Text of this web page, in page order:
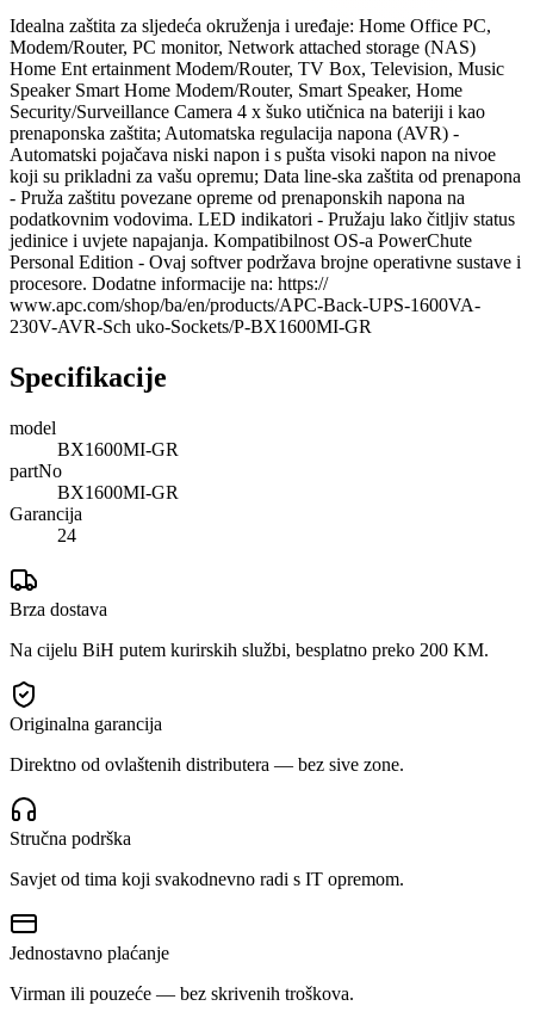
Idealna zaštita za sljedeća okruženja i uređaje: Home Office PC,
Modem/Router, PC monitor, Network attached storage (NAS)
Home Ent ertainment Modem/Router, TV Box, Television, Music
Speaker Smart Home Modem/Router, Smart Speaker, Home
Security/Surveillance Camera 4 x šuko utičnica na bateriji i kao
prenaponska zaštita; Automatska regulacija napona (AVR) -
Automatski pojačava niski napon i s pušta visoki napon na nivoe
koji su prikladni za vašu opremu; Data line-ska zaštita od prenapona
- Pruža zaštitu povezane opreme od prenaponskih napona na
podatkovnim vodovima. LED indikatori - Pružaju lako čitljiv status
jedinice i uvjete napajanja. Kompatibilnost OS-a PowerChute
Personal Edition - Ovaj softver podržava brojne operativne sustave i
procesore. Dodatne informacije na: https://
www.apc.com/shop/ba/en/products/APC-Back-UPS-1600VA-
230V-AVR-Sch uko-Sockets/P-BX1600MI-GR
Specifikacije
model
BX1600MI-GR
partNo
BX1600MI-GR
Garancija
24
Brza dostava
Na cijelu BiH putem kurirskih službi, besplatno preko 200 KM.
Originalna garancija
Direktno od ovlaštenih distributera — bez sive zone.
Stručna podrška
Savjet od tima koji svakodnevno radi s IT opremom.
Jednostavno plaćanje
Virman ili pouzeće — bez skrivenih troškova.